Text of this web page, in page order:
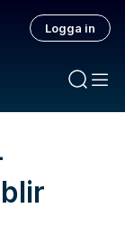
Logga in